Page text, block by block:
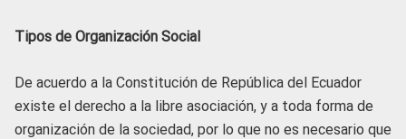
Tipos de Organización Social
De acuerdo a la Constitución de República del Ecuador
existe el derecho a la libre asociación, y a toda forma de
organización de la sociedad, por lo que no es necesario que